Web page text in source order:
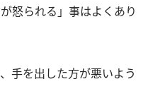
怒られる」事はよくあり
手を出した方が悪いよう